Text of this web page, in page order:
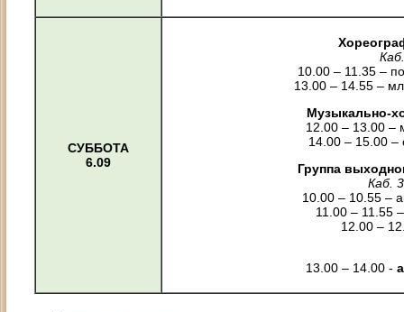
СУББОТА
6.09
10.00 – 11.35 –
13.00 – 14.55 –
Музыкально-
12.00 – 13.00 –
14.00 – 15.00 –
Группа
Каб.
10.00 – 10.55 –
11.00 – 11.55
12.00 –
13.00 – 14.00 -